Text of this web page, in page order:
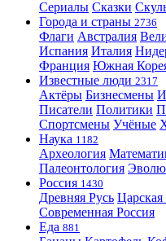
Сериалы Сказки
Города и страны 2736
Флаги Австралия
Испания Италия
Франция Южная
Известные люди 2317
Актёры Бизнесмены
Писатели Политики
Спортсмены Учёные
Наука 1182
Археология
Палеонтология
Россия 1430
Древняя Русь Царская
Современная Россия
Еда 881